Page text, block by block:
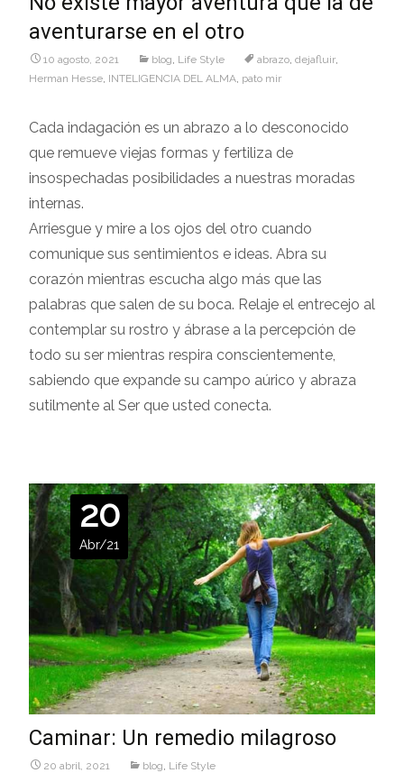
aventurarse en el otro
10 agosto, 2021 blog, Life Style abrazo, dejafluir,
Herman Hesse, INTELIGENCIA DEL ALMA, pato mir
Cada indagación es un abrazo a lo desconocido
que remueve viejas formas y fertiliza de
insospechadas posibilidades a nuestras moradas
internas.
Arriesgue y mire a los ojos del otro cuando
comunique sus sentimientos e ideas. Abra su
corazón mientras escucha algo más que las
palabras que salen de su boca. Relaje el entrecejo al
contemplar su rostro y ábrase a la percepción de
todo su ser mientras respira conscientemente,
sabiendo que expande su campo aúrico y abraza
sutilmente al Ser que usted conecta.
20
Abr/21
Caminar: Un remedio milagroso
20 abril, 2021 blog Life Style